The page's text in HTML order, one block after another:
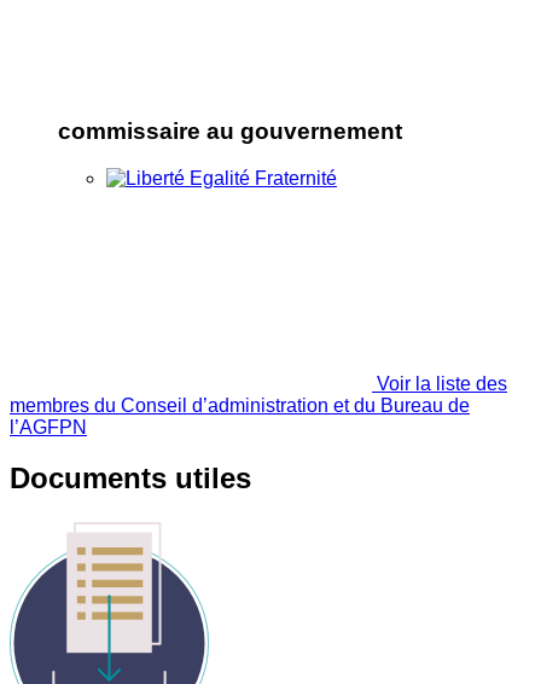
commissaire au gouvernement
Voir la liste des
membres du Conseil d’administration et du Bureau de
l’AGFPN
Documents utiles